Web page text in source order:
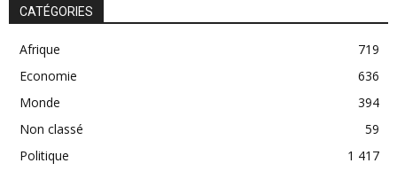
CATÉGORIES
Afrique
719
Economie
636
Monde
394
Non classé
59
Politique
1 417